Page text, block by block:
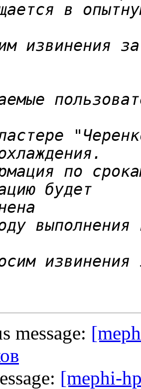
по
message:
[mephi-